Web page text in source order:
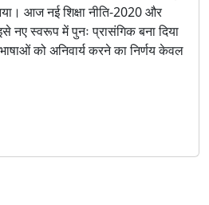
आज नई शिक्षा नीति-2020 और
नए स्वरूप में पुनः प्रासंगिक बना दिया
को अनिवार्य करने का निर्णय केवल